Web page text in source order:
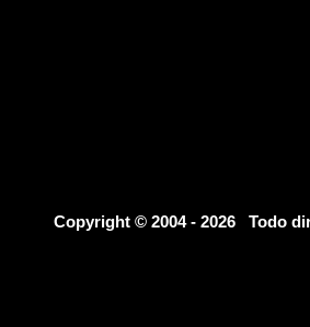
Copyright © 2004 - 2026 Todo